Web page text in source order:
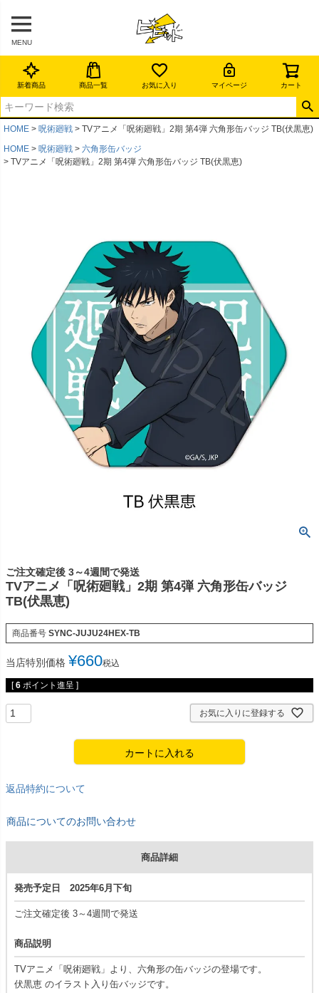
MENU
新着商品 商品一覧 お気に入り マイページ カート
HOME 呪術廻戦
TVアニメ「呪術廻戦」2期 第4弾 六角形缶バッジ TB(伏黒恵)
HOME
呪術廻戦
六角形缶バッジ
TVアニメ「呪術廻戦」2期 第4弾 六角形缶バッジ TB(伏黒恵)
ご注文確定後 3～4週間で発送
TVアニメ「呪術廻戦」2期 第4弾 六角形缶バッジ
TB(伏黒恵)
商品番号 SYNC-JUJU24HEX-TB
当店特別価格 ¥660税込
[ 6 ポイント進呈 ]
お気に入りに登録する
カートに入れる
返品特約について
商品についてのお問い合わせ
商品詳細
発売予定日 2025年6月下旬
ご注文確定後 3～4週間で発送
商品説明
TVアニメ「呪術廻戦」より、六角形の缶バッジの登場です。
伏黒恵 のイラスト入り缶バッジです。